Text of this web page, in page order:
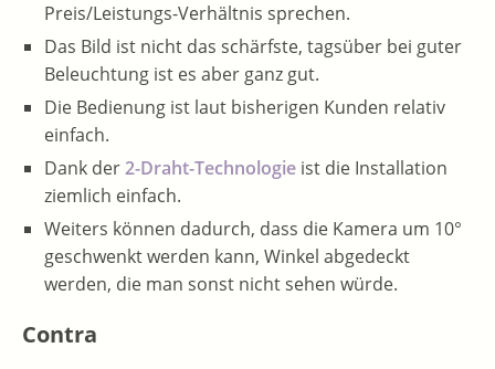
Preis/Leistungs-Verhältnis sprechen.
Das Bild ist nicht das schärfste, tagsüber bei guter
Beleuchtung ist es aber ganz gut.
Die Bedienung ist laut bisherigen Kunden relativ
einfach.
Dank der2-Draht-Technologie ist die Installation
ziemlich einfach.
Weiters können dadurch, dass die Kamera um 10°
geschwenkt werden kann, Winkel abgedeckt
werden, die man sonst nicht sehen würde.
Contra